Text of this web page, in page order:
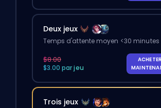
Deux jeux
Temps d'attente moyen <30 minutes
$8.00
$3.00 par jeu
ACHETER
Trois jeux